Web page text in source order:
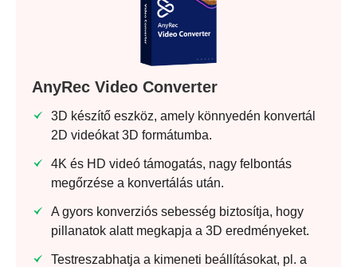
AnyRec Video Converter
3D készítő eszköz, amely könnyedén konvertál
2D videókat 3D formátumba.
4K és HD videó támogatás, nagy felbontás
megőrzése a konvertálás után.
A gyors konverziós sebesség biztosítja, hogy
pillanatok alatt megkapja a 3D eredményeket.
Testreszabhatja a kimeneti beállításokat, pl. a